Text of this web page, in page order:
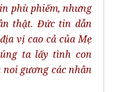
phù phiếm, nhưng
thật. Đức tin dẫn
vị cao cả của Mẹ
ta lấy tình con
gương các nhân